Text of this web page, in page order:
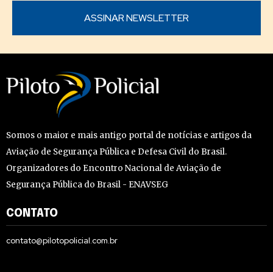
Somos o maior e mais antigo portal de notícias e artigos da
Aviação de Segurança Pública e Defesa Civil do Brasil.
Organizadores do Encontro Nacional de Aviação de
Segurança Pública do Brasil - ENAVSEG
CONTATO
contato@pilotopolicial.com.br